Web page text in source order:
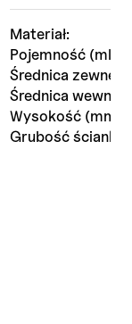
Materiał:
Pojemność (ml):
Średnica
Średnica
Wysokość (mm):
Grubość ścianki